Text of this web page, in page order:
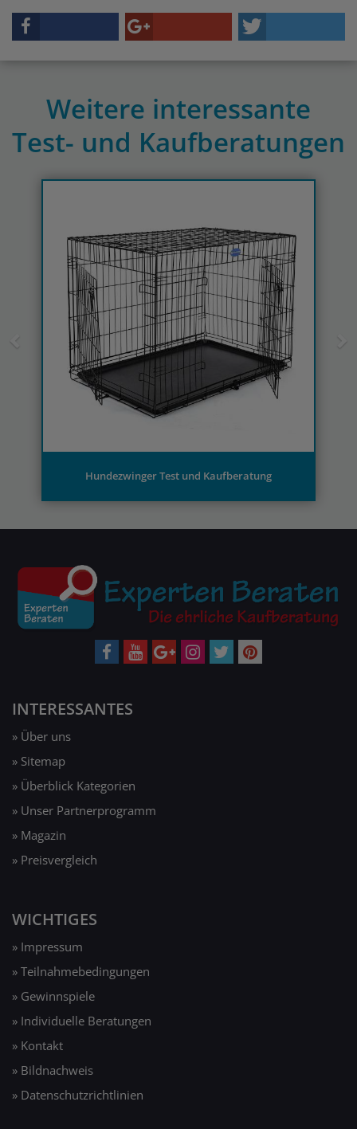
Weitere interessante
Test- und Kaufberatungen
Kaufberatung
Previous
INTERESSANTES
» Über uns
» Sitemap
» Überblick Kategorien
» Unser Partnerprogramm
» Magazin
» Preisvergleich
WICHTIGES
» Impressum
» Teilnahmebedingungen
» Gewinnspiele
» Individuelle Beratungen
» Kontakt
» Bildnachweis
» Datenschutzrichtlinien